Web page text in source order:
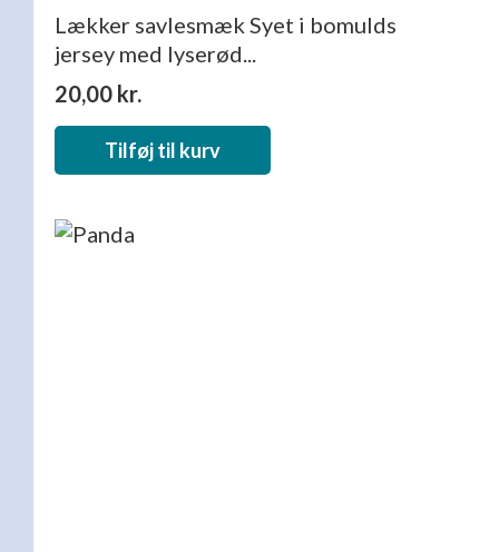
Lækker savlesmæk Syet i bomulds
jersey med lyserød...
20,00 kr.
Tilføj til kurv